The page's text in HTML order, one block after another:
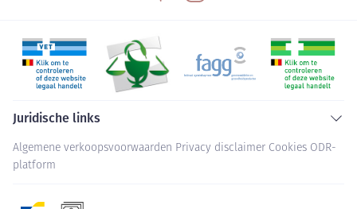
Juridische links
Algemene verkoopsvoorwaarden Privacy disclaimer Cookies ODR-
platform